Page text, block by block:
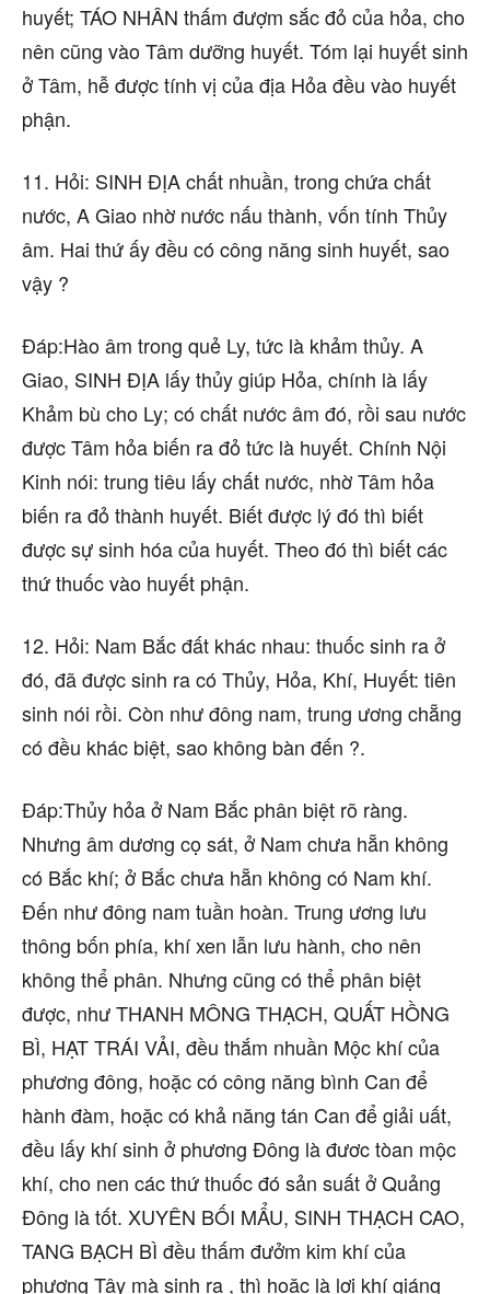
huyết; TÁO NHÂN thấm đượm sắc đỏ của hỏa, cho
nên cũng vào Tâm dưỡng huyết. Tóm lại huyết sinh
ở Tâm, hễ được tính vị của địa Hỏa đều vào huyết
phận.
11. Hỏi: SINH ĐỊA chất nhuần, trong chứa chất
nước, A Giao nhờ nước nấu thành, vốn tính Thủy
âm. Hai thứ ấy đều có công năng sinh huyết, sao
vậy ?
Đáp:Hào âm trong quẻ Ly, tức là khảm thủy. A
Giao, SINH ĐỊA lấy thủy giúp Hỏa, chính là lấy
Khảm bù cho Ly; có chất nước âm đó, rồi sau nước
được Tâm hỏa biến ra đỏ tức là huyết. Chính Nội
Kinh nói: trung tiêu lấy chất nước, nhờ Tâm hỏa
biến ra đỏ thành huyết. Biết được lý đó thì biết
được sự sinh hóa của huyết. Theo đó thì biết các
thứ thuốc vào huyết phận.
12. Hỏi: Nam Bắc đất khác nhau: thuốc sinh ra ở
đó, đã được sinh ra có Thủy, Hỏa, Khí, Huyết: tiên
sinh nói rồi. Còn như đông nam, trung ương chẵng
có đều khác biệt, sao không bàn đến ?.
Đáp:Thủy hỏa ở Nam Bắc phân biệt rõ ràng.
Nhưng âm dương cọ sát, ở Nam chưa hẵn không
có Bắc khí; ở Bắc chưa hẵn không có Nam khí.
Đến như đông nam tuần hoàn. Trung ương lưu
thông bốn phía, khí xen lẫn lưu hành, cho nên
không thể phân. Nhưng cũng có thể phân biệt
được, như THANH MÔNG THẠCH, QUẤT HỒNG
BÌ, HẠT TRÁI VẢI, đều thắm nhuần Mộc khí của
phương đông, hoặc có công năng bình Can để
hành đàm, hoặc có khả năng tán Can để giải uất,
đều lấy khí sinh ở phương Đông là đươc tòan mộc
khí, cho nen các thứ thuốc đó sản suất ở Quảng
Đông là tốt. XUYÊN BỐI MẨU, SINH THẠCH CAO,
TANG BẠCH BÌ đều thấm đưởm kim khí của
phương Tây mà sinh ra , thì hoặc là lợi khí giáng